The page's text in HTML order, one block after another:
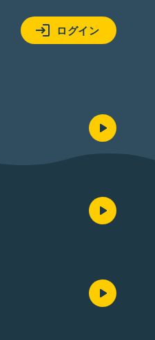
ログイン